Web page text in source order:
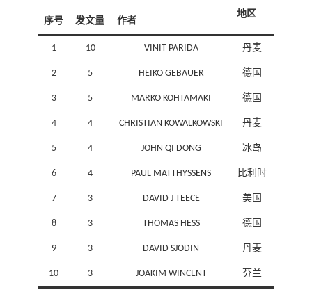
序号 发文量 作者
地区
1 10 VINIT PARIDA 丹麦
2 5 HEIKO GEBAUER 德国
3 5 MARKO KOHTAMAKI 德国
4 4 CHRISTIAN KOWALKOWSKI 丹麦
5 4 JOHN QI DONG 冰岛
6 4 PAUL MATTHYSSENS 比利时
7 3 DAVID J TEECE 美国
8 3 THOMAS HESS 德国
9 3 DAVID SJODIN 丹麦
10 3 JOAKIM WINCENT 芬兰